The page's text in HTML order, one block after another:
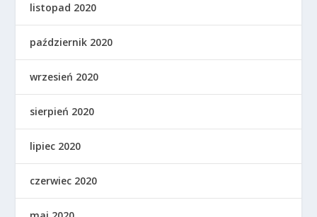
listopad 2020
październik 2020
wrzesień 2020
sierpień 2020
lipiec 2020
czerwiec 2020